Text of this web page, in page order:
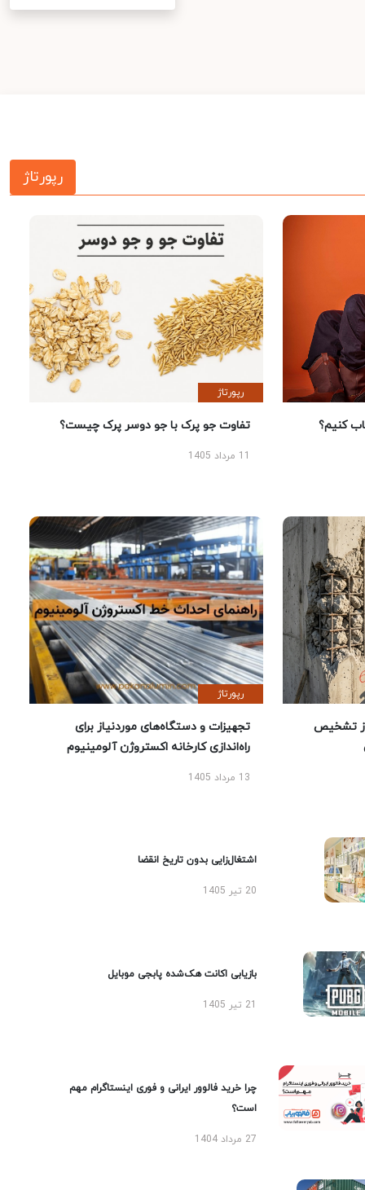
رپورتاژ
کنیم؟
رپورتاژ
تفاوت جو پرک با جو دوسر پرک چیست؟
تشخیص
رپورتاژ
تجهیزات و دستگاه‌های موردنیاز برای
راه‌اندازی کارخانه اکستروژن آلومینیوم
13 مرداد 1405
اشتغال‌زایی بدون تاریخ انقضا
20 تیر 1405
بازیابی اکانت هک‌شده پابجی موبایل
چرا خرید فالوور ایرانی و فوری اینستاگرام مهم
است؟
27 مرداد 1404